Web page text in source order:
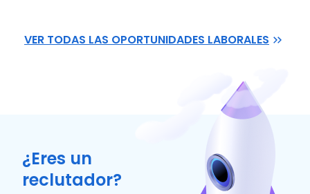
VER TODAS LAS OPORTUNIDADES LABORALES
¿Eres un
reclutador?